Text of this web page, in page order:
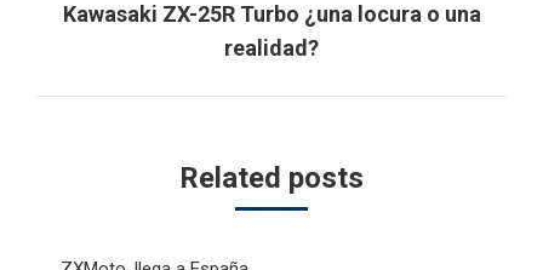
Next
post:
Kawasaki ZX-25R Turbo ¿una locura o una
realidad?
Related posts